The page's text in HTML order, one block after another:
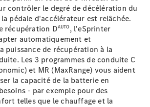
contrôler le degré de décélération du
pédale d'accélérateur est relâchée.
récupération DAUTO, l'eSprinter
automatiquement et
puissance de récupération à la
Les 3 programmes de conduite C
et MR (MaxRange) vous aident
la capacité de la batterie en
- par exemple pour des
telles que le chauffage et la